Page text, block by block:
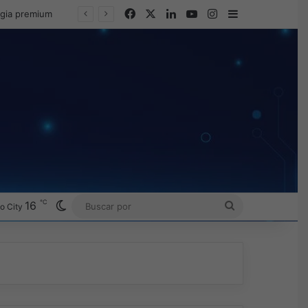
premium FacebookLinkedInYouTubeInstagram
Barra lateral
City 16 ℃ Switch skin
BUSCAR